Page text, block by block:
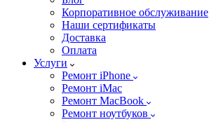
Корпоративное обслуживание
Наши сертификаты
Доставка
Оплата
Услуги
Ремонт iPhone
Ремонт iMac
Ремонт MacBook
Ремонт ноутбуков